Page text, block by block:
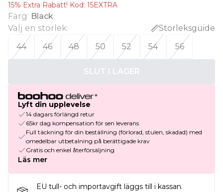
15% Extra Rabatt! Kod: 15EXTRA
Färg: Black
Välj en storlek:
Storleksguide
44
46 48 50 52 54 56
SLUT I LAGER
Lyft din upplevelse
14 dagars förlängd retur
65kr dag kompensation för sen leverans
Full täckning för din beställning (förlorad, stulen, skadad) med
omedelbar utbetalning på berättigade krav
Gratis och enkel återförsäljning
Läs mer
EU tull- och importavgift läggs till i kassan.